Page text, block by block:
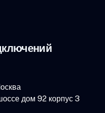
дом 92 корпус 3